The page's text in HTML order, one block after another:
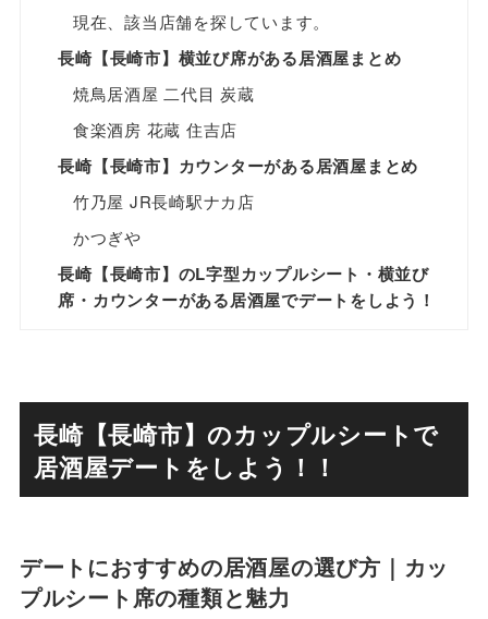
現在、該当店舗を探しています。
長崎【長崎市】横並び席がある居酒屋まとめ
焼鳥居酒屋 二代目 炭蔵
食楽酒房 花蔵 住吉店
長崎【長崎市】カウンターがある居酒屋まとめ
竹乃屋 JR長崎駅ナカ店
かつぎや
長崎【長崎市】のL字型カップルシート・横並び
席・カウンターがある居酒屋でデートをしよう！
長崎【長崎市】のカップルシートで
居酒屋デートをしよう！！
デートにおすすめの居酒屋の選び方｜カッ
プルシート席の種類と魅力